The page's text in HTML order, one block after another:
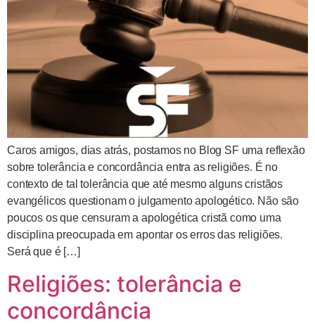
Caros amigos, dias atrás, postamos no Blog SF uma reflexão
sobre tolerância e concordância entra as religiões. É no
contexto de tal tolerância que até mesmo alguns cristãos
evangélicos questionam o julgamento apologético. Não são
poucos os que censuram a apologética cristã como uma
disciplina preocupada em apontar os erros das religiões.
Será que é […]
Religiões: tolerância e
concordância